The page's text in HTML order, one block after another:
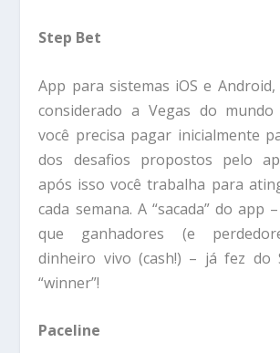
Step Bet
App para sistemas iOS e
considerado a Vegas do
você precisa pagar inicialmente
dos desafios propostos pelo
após isso você trabalha para
cada semana. A “sacada” do app
que ganhadores (e
dinheiro vivo (cash!) – já fez do
“winner”!
Paceline